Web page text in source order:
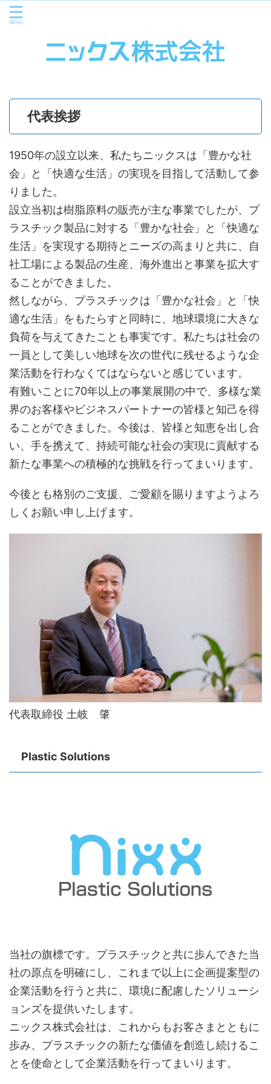
代表挨拶
1950年の設立以来、私たちニックスは「豊かな社
会」と「快適な生活」の実現を目指して活動して参
りました。
設立当初は樹脂原料の販売が主な事業でしたが、プ
ラスチック製品に対する「豊かな社会」と「快適な
生活」を実現する期待とニーズの高まりと共に、自
社工場による製品の生産、海外進出と事業を拡大す
ることができました。
然しながら、プラスチックは「豊かな社会」と「快
適な生活」をもたらすと同時に、地球環境に大きな
負荷を与えてきたことも事実です。私たちは社会の
一員として美しい地球を次の世代に残せるような企
業活動を行わなくてはならないと感じています。
有難いことに70年以上の事業展開の中で、多様な業
界のお客様やビジネスパートナーの皆様と知己を得
ることができました。今後は、皆様と知恵を出し合
い、手を携えて、持続可能な社会の実現に貢献する
新たな事業への積極的な挑戦を行ってまいります。
今後とも格別のご支援、ご愛顧を賜りますようよろ
しくお願い申し上げます。
代表取締役 土岐 肇
Plastic Solutions
当社の旗標です。プラスチックと共に歩んできた当
社の原点を明確にし、これまで以上に企画提案型の
企業活動を行うと共に、環境に配慮したソリューシ
ョンズを提供いたします。
ニックス株式会社は、これからもお客さまとともに
歩み、プラスチックの新たな価値を創造し続けるこ
とを使命として企業活動を行ってまいります。